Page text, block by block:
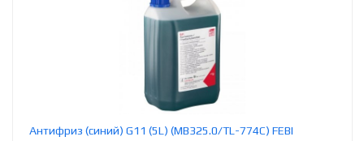
Антифриз (синий) G11 (5L) (MB325.0/TL-774C) FEBI